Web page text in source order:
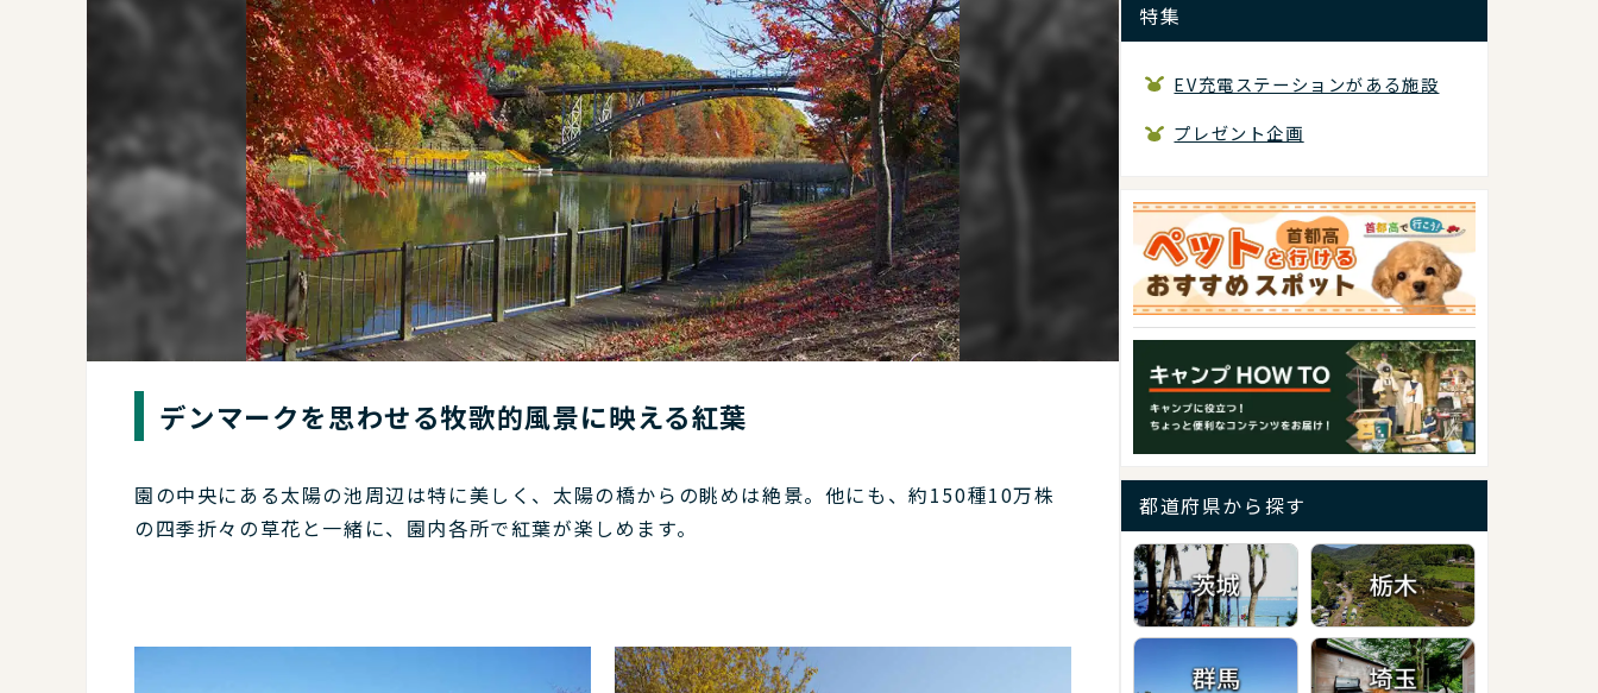
デンマークを思わせる牧歌的風景に映える紅葉
園の中央にある太陽の池周辺は特に美しく、太陽の橋からの眺めは絶景。他にも、約150種10万株
の四季折々の草花と一緒に、園内各所で紅葉が楽しめます。
特集
EV充電ステーションがある施設
プレゼント企画
都道府県から探す